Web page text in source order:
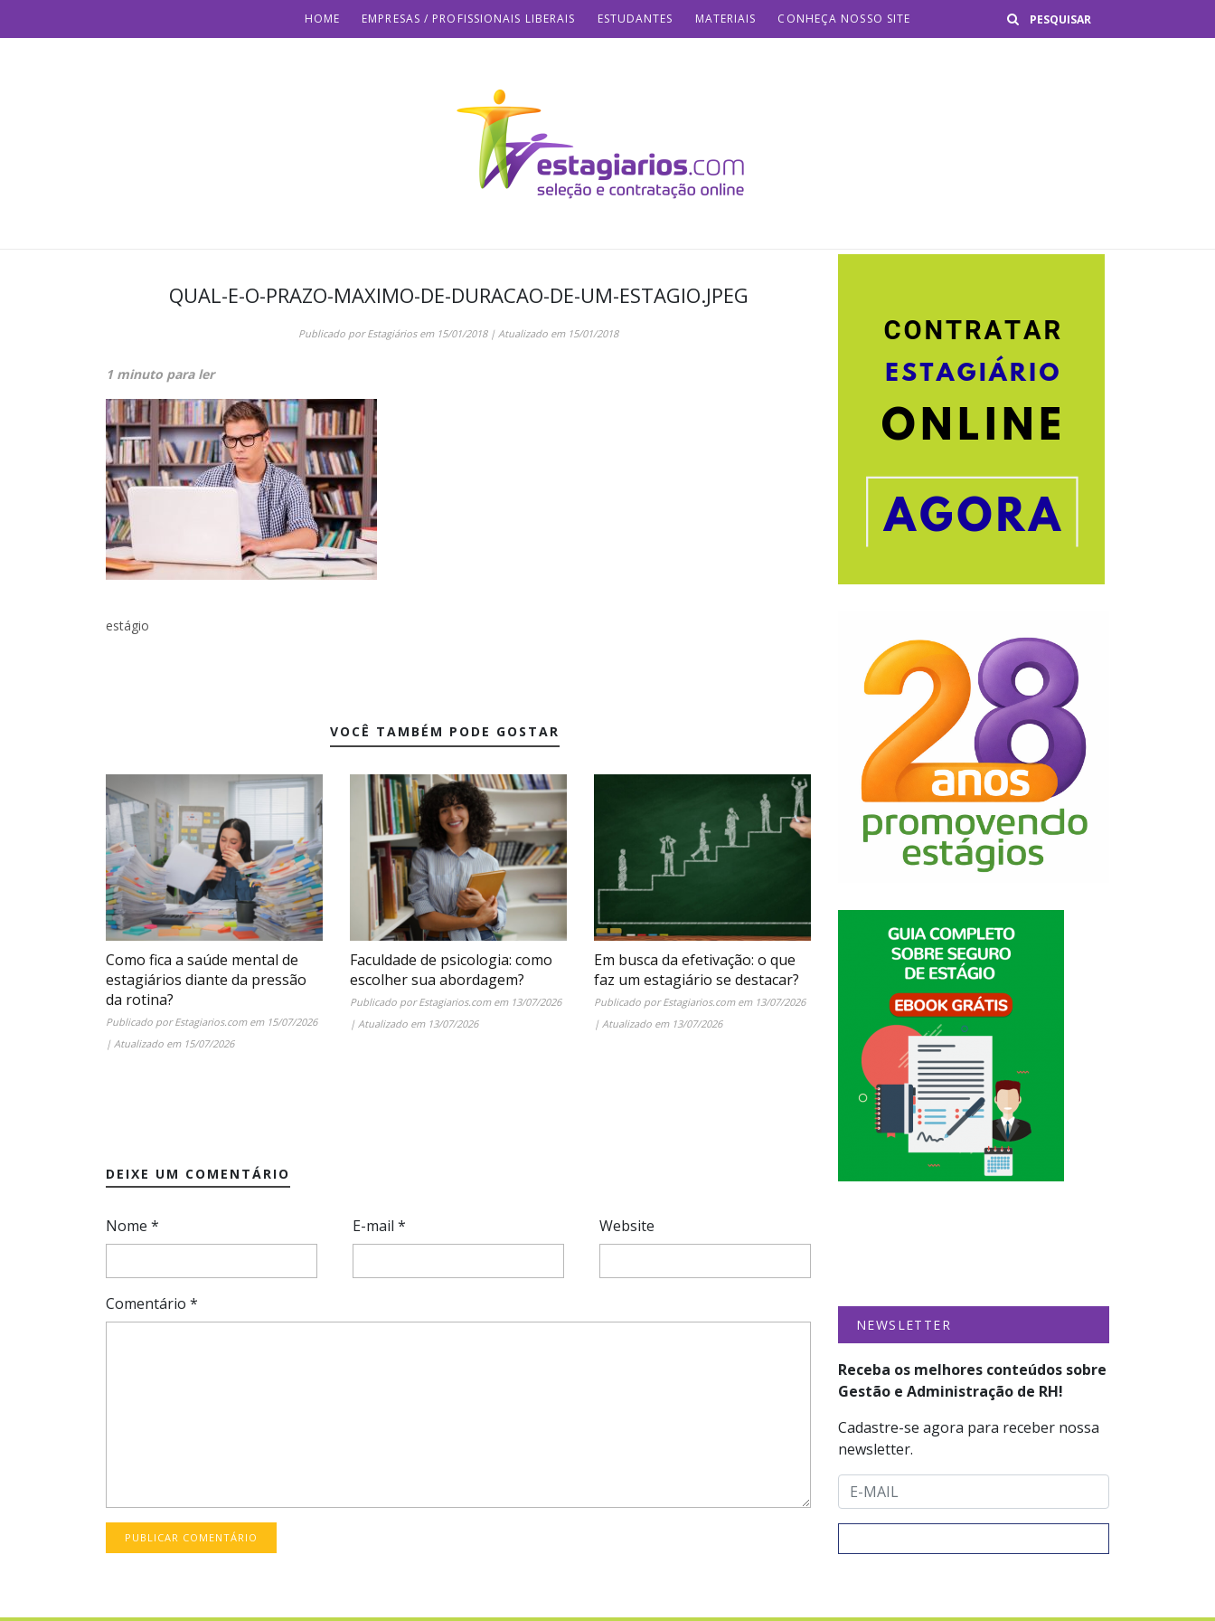
HOME EMPRESAS / PROFISSIONAIS LIBERAIS ESTUDANTES MATERIAIS CONHEÇA NOSSO SITE Buscar
QUAL-E-O-PRAZO-MAXIMO-DE-DURACAO-DE-UM-ESTAGIO.JPEG
Publicado porEstagiáriosem 15/01/2018| Atualizado em 15/01/2018
1 minuto para ler
estágio
VOCÊ TAMBÉM PODE GOSTAR
Como fica a saúde mental de
estagiários diante da pressão
da rotina?
Publicado porEstagiarios.comem 15/07/2026
| Atualizado em 15/07/2026
Faculdade de psicologia: como
escolher sua abordagem?
Publicado porEstagiarios.comem 13/07/2026
| Atualizado em 13/07/2026
Em busca da efetivação: o que
faz um estagiário se destacar?
Publicado porEstagiarios.comem 13/07/2026
| Atualizado em 13/07/2026
DEIXE UM COMENTÁRIO
Nome * E-mail * Website
Comentário *
NEWSLETTER
Receba os melhores conteúdos sobre
Gestão e Administração de RH!
Cadastre-se agora para receber nossa
newsletter.